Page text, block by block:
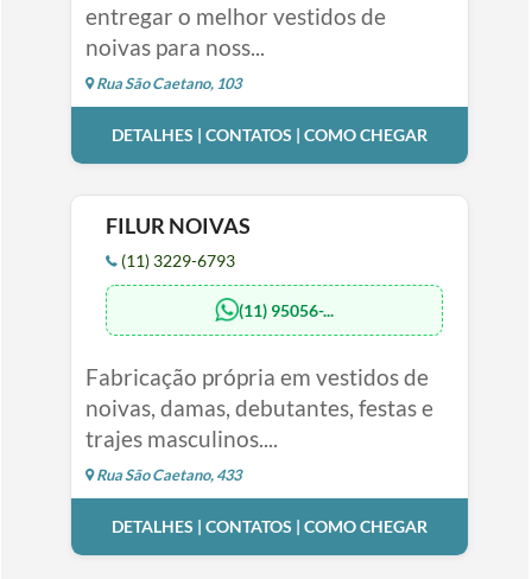
entregar o melhor vestidos de
noivas para noss...
Rua São Caetano, 103
DETALHES | CONTATOS | COMO CHEGAR
FILUR NOIVAS
(11) 3229-6793
(11) 95056-...
Fabricação própria em vestidos de
noivas, damas, debutantes, festas e
trajes masculinos....
Rua São Caetano, 433
DETALHES | CONTATOS | COMO CHEGAR